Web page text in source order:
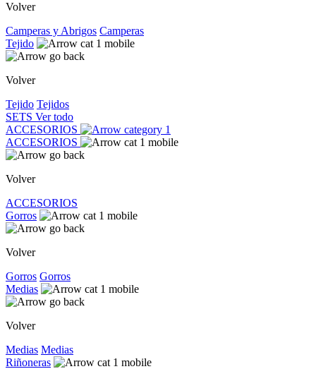
Volver
Camperas y Abrigos Camperas
Tejido
Volver
Tejido Tejidos
SETS Ver todo
ACCESORIOS
ACCESORIOS
Volver
ACCESORIOS
Gorros
Volver
Gorros Gorros
Medias
Volver
Medias Medias
Riñoneras